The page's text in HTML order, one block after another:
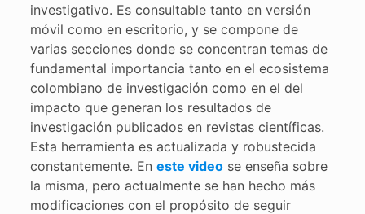
investigativo. Es consultable tanto en versión
móvil como en escritorio, y se compone de
varias secciones donde se concentran temas de
fundamental importancia tanto en el ecosistema
colombiano de investigación como en el del
impacto que generan los resultados de
investigación publicados en revistas científicas.
Esta herramienta es actualizada y robustecida
constantemente. En este videose enseña sobre
la misma, pero actualmente se han hecho más
modificaciones con el propósito de seguir